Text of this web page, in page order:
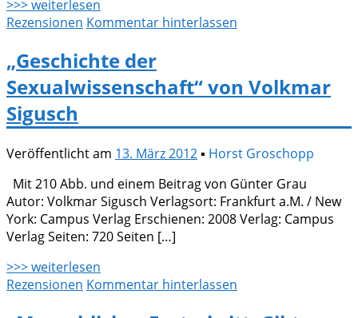
>>> weiterlesen
Rezensionen Kommentar hinterlassen
„Geschichte der
Sexualwissenschaft“ von Volkmar
Sigusch
Veröffentlicht am 13. März 2012▪ Horst Groschopp
Mit 210 Abb. und einem Beitrag von Günter Grau
Autor: Volkmar Sigusch Verlagsort: Frankfurt a.M. / New
York: Campus Verlag Erschienen: 2008 Verlag: Campus
Verlag Seiten: 720 Seiten […]
>>> weiterlesen
Rezensionen Kommentar hinterlassen